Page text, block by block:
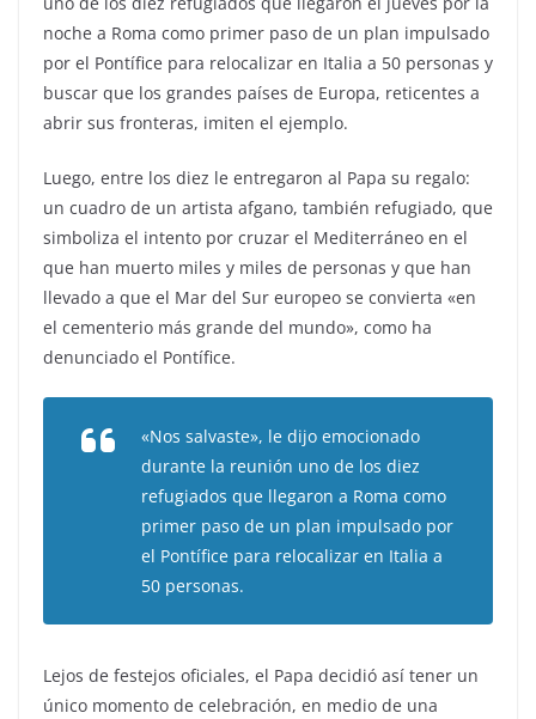
noche a Roma como primer paso de un plan impulsado
por el Pontífice para relocalizar en Italia a 50 personas y
buscar que los grandes países de Europa, reticentes a
abrir sus fronteras, imiten el ejemplo.
Luego, entre los diez le entregaron al Papa su regalo:
un cuadro de un artista afgano, también refugiado, que
simboliza el intento por cruzar el Mediterráneo en el
que han muerto miles y miles de personas y que han
llevado a que el Mar del Sur europeo se convierta «en
el cementerio más grande del mundo», como ha
denunciado el Pontífice.
«Nos salvaste», le dijo emocionado
durante la reunión uno de los diez
refugiados que llegaron a Roma como
primer paso de un plan impulsado por
el Pontífice para relocalizar en Italia a
50 personas.
Lejos de festejos oficiales, el Papa decidió así tener un
único momento de celebración, en medio de una